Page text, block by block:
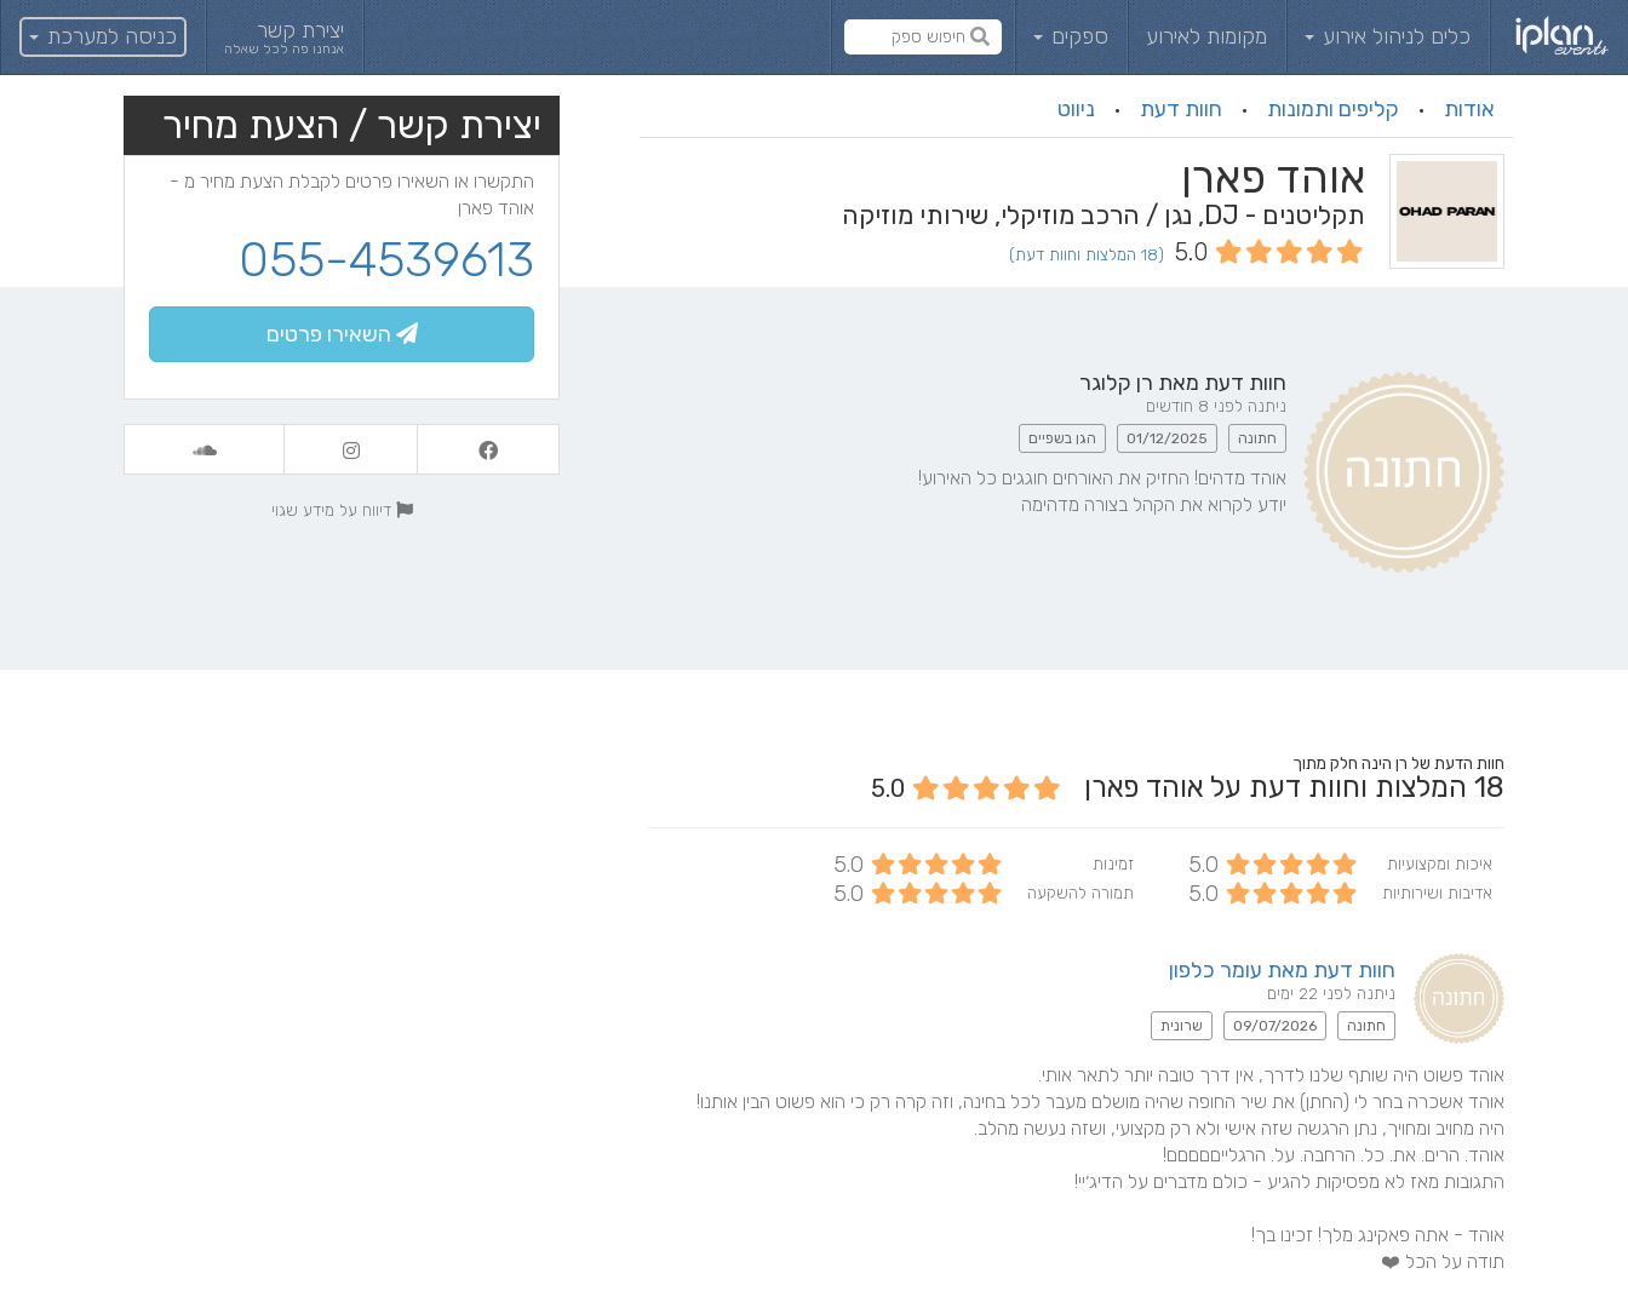
כלים לניהול אירוע מקומות לאירוע ספקים יצירת קשר
אנחנו פה לכל שאלה כניסה למערכת
אודות · קליפים ותמונות · חוות דעת · ניווט יצירת קשר / הצעת מחיר
התקשרו או השאירו פרטים לקבלת הצעת מחיר מ -
אוהד פארן
055-4539613
השאירו פרטים
דיווח על מידע שגוי
אוהד פארן
תקליטנים - DJ, נגן / הרכב מוזיקלי, שירותי מוזיקה
5.0 (18 המלצות וחוות דעת)
חוות דעת מאת רן קלוגר
ניתנה לפני 8 חודשים
חתונה 01/12/2025 הגן בשפיים
יודע לקרוא את הקהל בצורה מדהימה
חוות הדעת של רן הינה חלק מתוך
18 המלצות וחוות דעת על אוהד פארן 5.0
איכות ומקצועיות 5.0 זמינות 5.0
אדיבות ושירותיות 5.0 תמורה להשקעה 5.0
חוות דעת מאת עומר כלפון
ניתנה לפני 22 ימים
חתונה 09/07/2026 שרונית
תודה על הכל ❤️